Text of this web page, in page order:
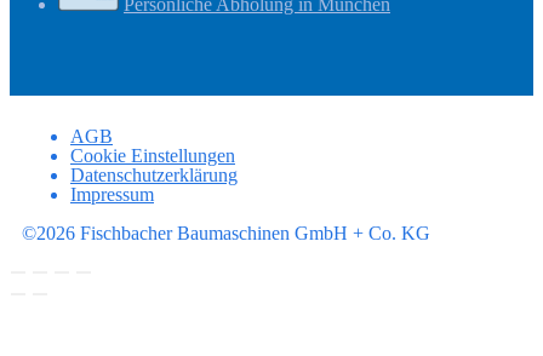
Persönliche Abholung in München
AGB
Cookie Einstellungen
Datenschutzerklärung
Impressum
©2026 Fischbacher Baumaschinen GmbH + Co. KG